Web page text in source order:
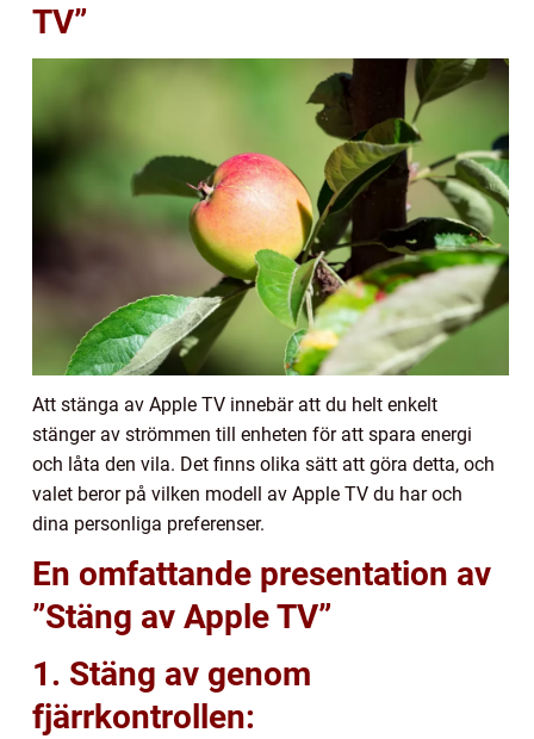
TV”
Att stänga av Apple TV innebär att du helt enkelt
stänger av strömmen till enheten för att spara energi
och låta den vila. Det finns olika sätt att göra detta, och
valet beror på vilken modell av Apple TV du har och
dina personliga preferenser.
En omfattande presentation av
”Stäng av Apple TV”
1. Stäng av genom
fjärrkontrollen: